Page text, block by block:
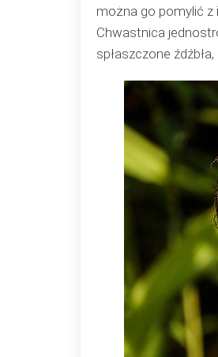
można go pomylić z
Chwastnica
spłaszczone